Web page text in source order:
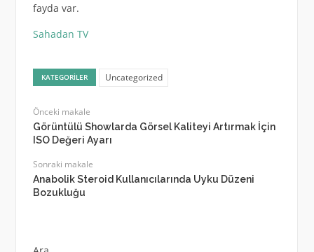
fayda var.
Sahadan TV
KATEGORILER Uncategorized
Önceki makale
Görüntülü Showlarda Görsel Kaliteyi Artırmak İçin
ISO Değeri Ayarı
Sonraki makale
Anabolik Steroid Kullanıcılarında Uyku Düzeni
Bozukluğu